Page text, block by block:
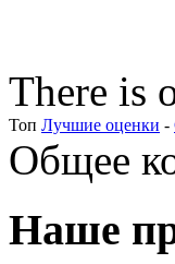
There is
Топ Лучшие оценки -
Общее
Наше